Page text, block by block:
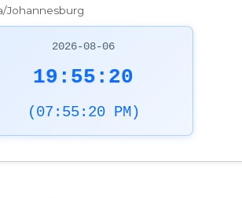
Johannesburg
2026-08-06
19:55:21
(07:55:21 PM)